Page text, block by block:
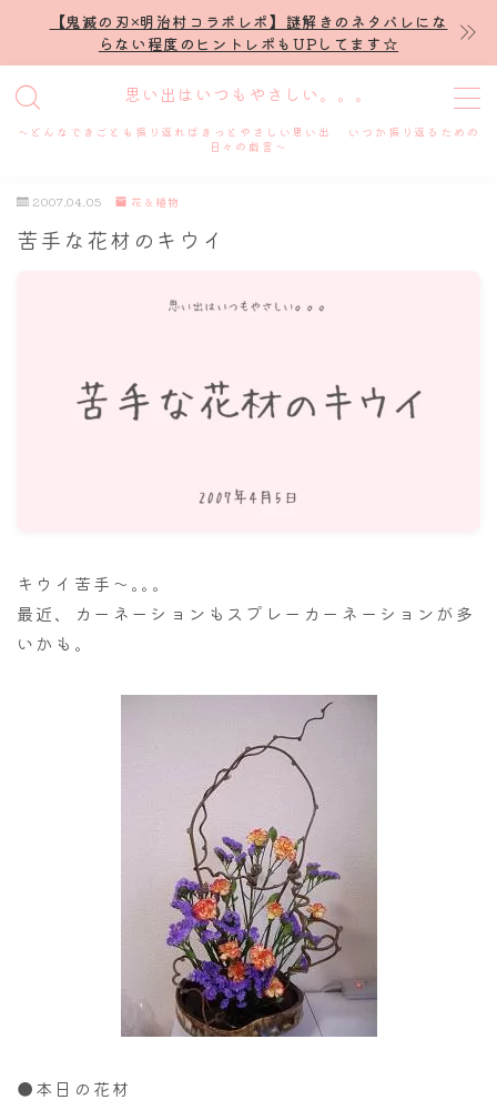
【鬼滅の刃×明治村コラボレポ】謎解きのネタバレにな
らない程度のヒントレポもUPしてます☆
思い出はいつもやさしい。。。
～どんなできごとも振り返ればきっとやさしい思い出 いつか振り返るための
日々の戯言～
MENU
プロフィール
舞台・ライブ
2007.04.05 花＆植物
苦手な花材のキウイ
キウイ苦手～｡｡｡
最近、カーネーションもスプレーカーネーションが多
いかも。
●本日の花材